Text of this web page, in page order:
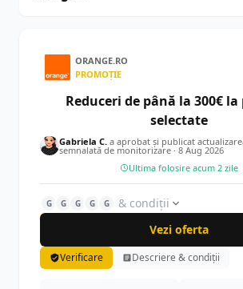
I IT&C
Ingrijire Personala & Cosmetice
C Copii & Jucarii
C Casa & Decoratiuni
ORANGE.RO
PROMOȚIE
Reduceri de până la 300€
selectate
Gabriela C. a aprobat și publicat
semnalată de monitorizare · 8 Aug 2026
Ultima folosire acum 2 zile
G G G G G
& condiții
Vezi oferta
Verificare Descriere & condiții